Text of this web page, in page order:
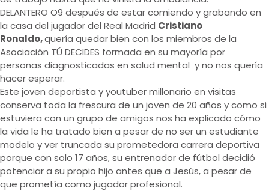
DELANTERO O9 después de estar comiendo y grabando en
la casa del jugador del Real Madrid Cristiano
Ronaldo,quería quedar bien con los miembros de la
Asociación TÚ DECIDES formada en su mayoría por
personas diagnosticadas en salud mental y no nos quería
hacer esperar.
Este joven deportista y youtuber millonario en visitas
conserva toda la frescura de un joven de 20 años y como si
estuviera con un grupo de amigos nos ha explicado cómo
la vida le ha tratado bien a pesar de no ser un estudiante
modelo y ver truncada su prometedora carrera deportiva
porque con solo 17 años, su entrenador de fútbol decidió
potenciar a su propio hijo antes que a Jesús, a pesar de
que prometía como jugador profesional.